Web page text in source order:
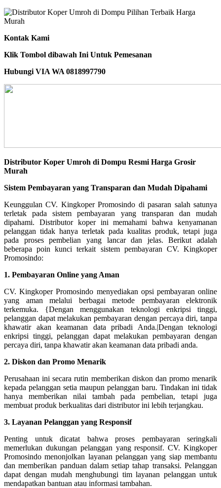
Kontak Kami
Klik Tombol dibawah Ini Untuk Pemesanan
Hubungi VIA WA 0818997790
Distributor Koper Umroh di Dompu Resmi Harga Grosir
Murah
Sistem Pembayaran yang Transparan dan Mudah Dipahami
Keunggulan CV. Kingkoper Promosindo di pasaran salah satunya
terletak pada sistem pembayaran yang transparan dan mudah
dipahami. Distributor koper ini memahami bahwa kenyamanan
pelanggan tidak hanya terletak pada kualitas produk, tetapi juga
pada proses pembelian yang lancar dan jelas. Berikut adalah
beberapa poin kunci terkait sistem pembayaran CV. Kingkoper
Promosindo:
1. Pembayaran Online yang Aman
CV. Kingkoper Promosindo menyediakan opsi pembayaran online
yang aman melalui berbagai metode pembayaran elektronik
terkemuka. {Dengan menggunakan teknologi enkripsi tinggi,
pelanggan dapat melakukan pembayaran dengan percaya diri, tanpa
khawatir akan keamanan data pribadi Anda.|Dengan teknologi
enkripsi tinggi, pelanggan dapat melakukan pembayaran dengan
percaya diri, tanpa khawatir akan keamanan data pribadi anda.
2. Diskon dan Promo Menarik
Perusahaan ini secara rutin memberikan diskon dan promo menarik
kepada pelanggan setia maupun pelanggan baru. Tindakan ini tidak
hanya memberikan nilai tambah pada pembelian, tetapi juga
membuat produk berkualitas dari distributor ini lebih terjangkau.
3. Layanan Pelanggan yang Responsif
Penting untuk dicatat bahwa proses pembayaran seringkali
memerlukan dukungan pelanggan yang responsif. CV. Kingkoper
Promosindo menonjolkan layanan pelanggan yang siap membantu
dan memberikan panduan dalam setiap tahap transaksi. Pelanggan
dapat dengan mudah menghubungi tim layanan pelanggan untuk
mendapatkan bantuan atau informasi tambahan.